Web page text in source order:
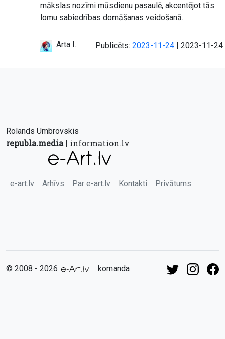
mākslas nozīmi mūsdienu pasaulē, akcentējot tās
lomu sabiedrības domāšanas veidošanā.
Arta I. Publicēts: 2023-11-24 Atjaunots:
2023-11-24
Rolands Umbrovskis
republa.media| information.lv
e-art.lv Arhīvs Par e-art.lv Kontakti Privātums
© 2008 - 2026 komanda